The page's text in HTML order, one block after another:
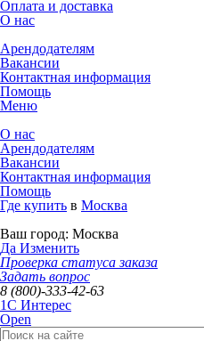
Оплата и доставка
О нас
Арендодателям
Вакансии
Контактная информация
Помощь
Меню
О нас
Арендодателям
Вакансии
Контактная информация
Помощь
Где купить в Москва
Ваш город: Москва
Да Изменить
Проверка статуса заказа
Задать вопрос
8 (800)-333-42-63
1C Интерес
Open